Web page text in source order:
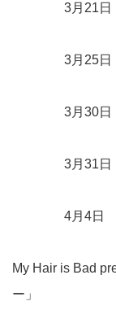
3月21日（水
3月25日（日
3月30日（
3月31日（
4月4日 （水
My Hair is Bad
ー」